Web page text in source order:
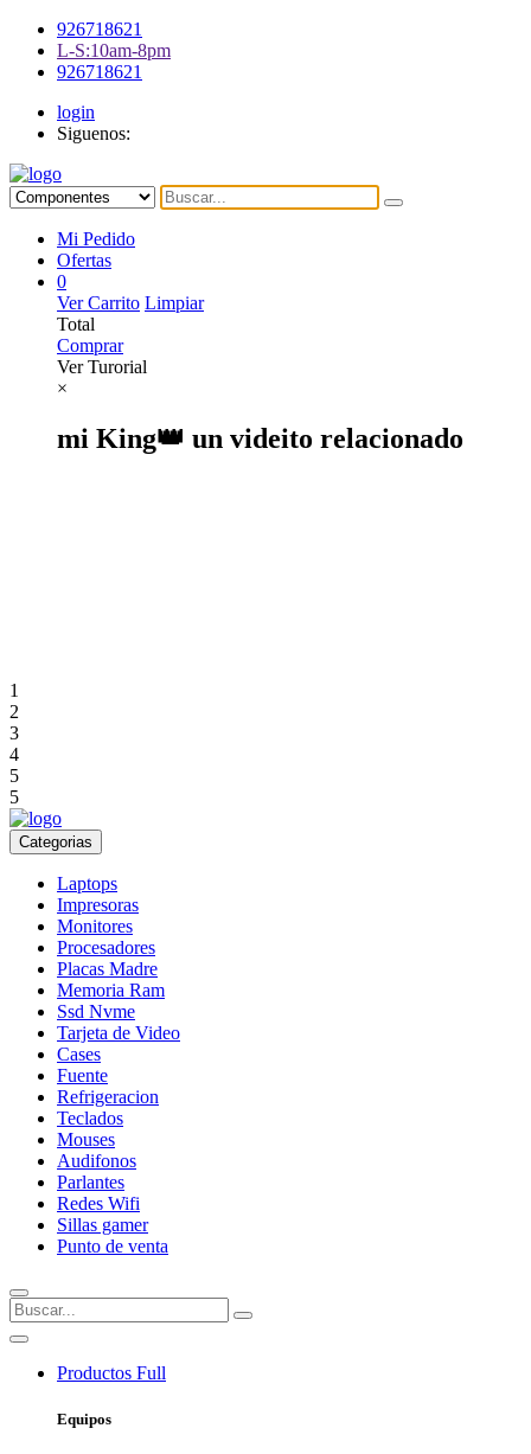
926718621
L-S:10am-8pm
926718621
login
Siguenos:
Mi Pedido
Ofertas
0
Ver Carrito Limpiar
Total
Comprar
Ver Turorial
×
mi King👑 un videito relacionado
1
2
3
4
5
5
Categorias
Laptops
Impresoras
Monitores
Procesadores
Placas Madre
Memoria Ram
Ssd Nvme
Tarjeta de Video
Cases
Fuente
Refrigeracion
Teclados
Mouses
Audifonos
Parlantes
Redes Wifi
Sillas gamer
Punto de venta
Productos Full
Equipos